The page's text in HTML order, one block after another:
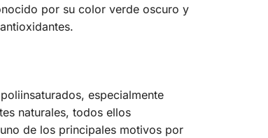
por su color verde oscuro y
especialmente
naturales, todos ellos
de los principales motivos por